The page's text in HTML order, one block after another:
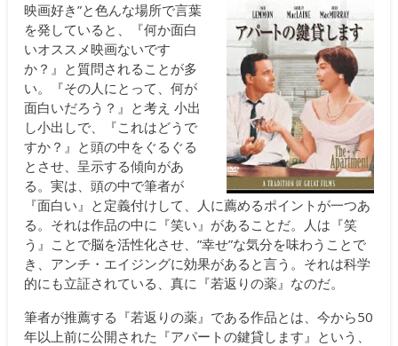
映画好き”と色んな場所で言葉
を発していると、『何か面白
いオススメ映画ないです
か？』と質問されることが多
い。『その人にとって、何が
面白いだろう？』と考え 小出
し小出しで、『これはどうで
すか？』と頭の中をぐるぐる
とさせ、呈示する傾向があ
る。実は、頭の中で筆者が
『面白い』と定義付けして、人に薦めるポイントが一つあ
る。それは作品の中に『笑い』があることだ。人は『笑
う』ことで脳を活性化させ、”幸せ”な気分を味わうことで
き、アンチ・エイジングに効果があると言う。それは科学
的にも立証されている、真に『若返りの薬』なのだ。
筆者が推薦する『若返りの薬』である作品とは、今から50
年以上前に公開された『アパートの鍵貸します』という、